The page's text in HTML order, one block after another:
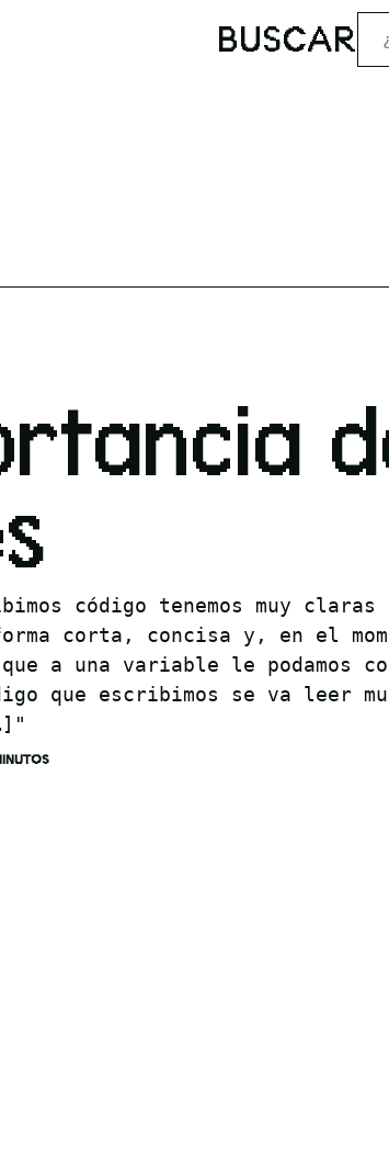
BUSCAR
código tenemos muy
corta, concisa y, en el
a una variable le podamos
que escribimos se va leer